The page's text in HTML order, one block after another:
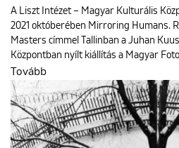
A Liszt Intézet – Magyar Kulturális
2021 októberében Mirroring Humans.
Masters címmel Tallinban a Juhan
Központban nyílt kiállítás a Magyar
Tovább